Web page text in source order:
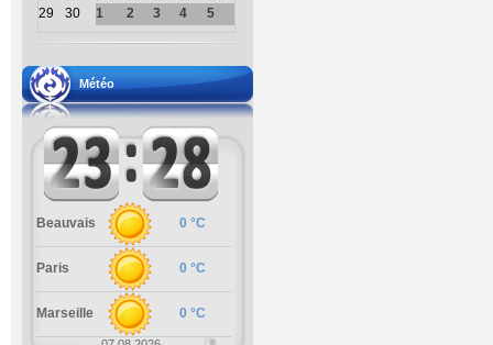
29
30 1 2 3 4 5
Météo
Beauvais 0 °C
Paris 0 °C
Marseille 0 °C